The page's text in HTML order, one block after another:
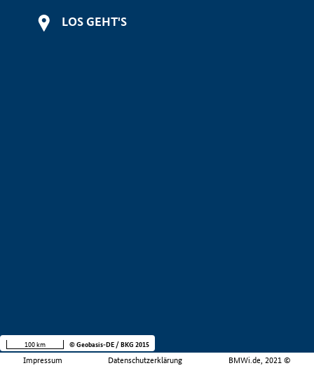
LOS GEHT'S
Impressum Datenschutzerklärung BMWi.de, 2021 ©
100 km © Geobasis-DE / BKG 2015